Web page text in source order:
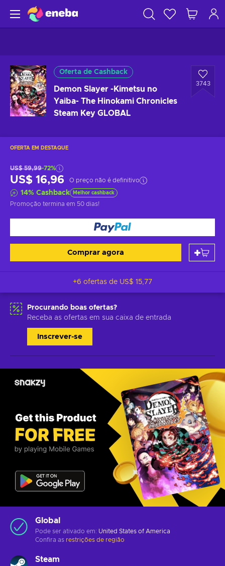
Oferta de Cashback
Demon Slayer -Kimetsu no
Yaiba- The Hinokami Chronicles
Steam Key GLOBAL
3743
OFERTA EM DESTAQUE
US$ 59,99-72%
US$ 16,96 O preço não é definitivo
14% Cashback Melhor cashback
Promoção termina em 50 dias!
Comprar agora
+6 ofertas de US$ 15,77
Procurando boas ofertas?
Receba as ofertas em sua caixa de entrada
Inscrever-se
Global
Pode ser ativado em: United States of America
Confira as restrições de região
Steam